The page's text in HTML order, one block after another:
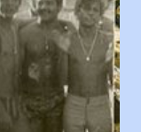
Bu grup
ve net olarak
bu takımlara
Bursa Büyükşehir
merkezlerini